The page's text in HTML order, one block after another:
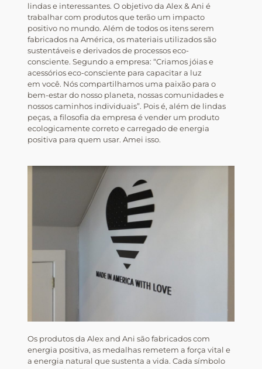
lindas e interessantes. O objetivo da Alex & Ani é
trabalhar com produtos que terão um impacto
positivo no mundo. Além de todos os itens serem
fabricados na América, os materiais utilizados são
sustentáveis ​​e derivados de processos eco-
consciente. Segundo a empresa: “Criamos jóias e
acessórios eco-consciente para capacitar a luz
em você. Nós compartilhamos uma paixão para o
bem-estar do nosso planeta, nossas comunidades e
nossos caminhos individuais”. Pois é, além de lindas
peças, a filosofia da empresa é vender um produto
ecologicamente correto e carregado de energia
positiva para quem usar. Amei isso.
Os produtos da Alex and Ani são fabricados com
energia positiva, as medalhas remetem a força vital e
a energia natural que sustenta a vida. Cada símbolo